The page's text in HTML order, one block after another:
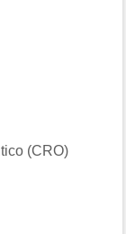
(CRO)